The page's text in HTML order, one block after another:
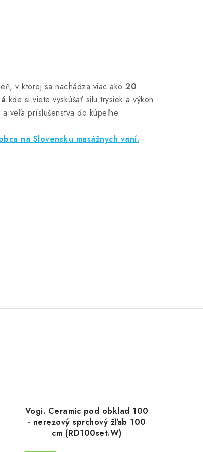
v ktorej sa nachádza viac ako 20
kde si viete vyskúšať silu trysiek a výkon
veľa príslušenstva do kúpeľne.
na Slovensku masážnych vaní.
Vogi. Ceramic pod obklad 100
- nerezový sprchový žľab 100
cm (RD100set.W)